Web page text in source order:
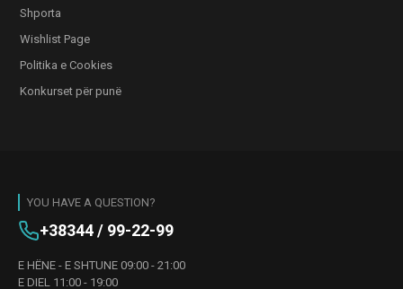
Shporta
Wishlist Page
Politika e Cookies
Konkurset për punë
YOU HAVE A QUESTION?
+38344 / 99-22-99
E HËNE - E SHTUNE 09:00 - 21:00
E DIEL 11:00 - 19:00